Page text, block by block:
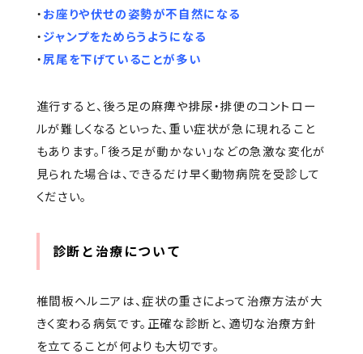
・ お座りや伏せの姿勢が不自然になる
・ ジャンプをためらうようになる
・ 尻尾を下げていることが多い
進行すると、後ろ足の麻痺や排尿・排便のコントロー
ルが難しくなるといった、重い症状が急に現れること
もあります。「後ろ足が動かない」などの急激な変化が
見られた場合は、できるだけ早く動物病院を受診して
ください。
診断と治療について
椎間板ヘルニアは、症状の重さによって治療方法が大
きく変わる病気です。正確な診断と、適切な治療方針
を立てることが何よりも大切です。